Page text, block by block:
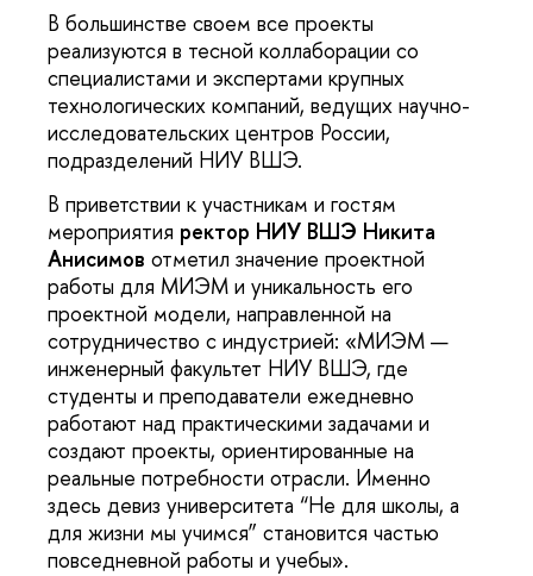
В большинстве своем все проекты
реализуются в тесной коллаборации со
специалистами и экспертами крупных
технологических компаний, ведущих научно-
исследовательских центров России,
подразделений НИУ ВШЭ.
В приветствии к участникам и гостям
мероприятия ректор НИУ ВШЭ Никита
Анисимов отметил значение проектной
работы для МИЭМ и уникальность его
проектной модели, направленной на
сотрудничество с индустрией: «МИЭМ —
инженерный факультет НИУ ВШЭ, где
студенты и преподаватели ежедневно
работают над практическими задачами и
создают проекты, ориентированные на
реальные потребности отрасли. Именно
здесь девиз университета “Не для школы, а
для жизни мы учимся” становится частью
повседневной работы и учебы».